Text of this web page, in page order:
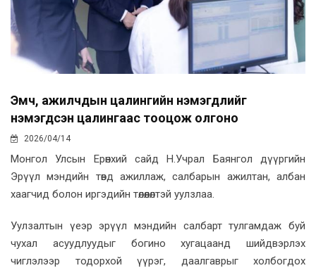
Эмч, ажилчдын цалингийн нэмэгдлийг
нэмэгдсэн цалингаас тооцож олгоно
2026/04/14
Монгол Улсын Ерөнхий сайд Н.Учрал Баянгол дүүргийн
Эрүүл мэндийн төвд ажиллаж, салбарын ажилтан, албан
хаагчид болон иргэдийн төлөөлөлтэй уулзлаа.
Уулзалтын үеэр эрүүл мэндийн салбарт тулгамдаж буй
чухал асуудлуудыг богино хугацаанд шийдвэрлэх
чиглэлээр тодорхой үүрэг, даалгаврыг холбогдох